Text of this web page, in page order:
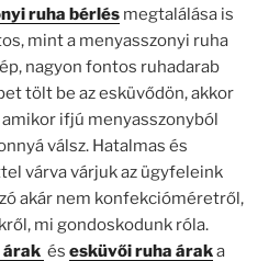
ruha bérlés megtalálása is
mint a menyasszonyi ruha
nagyon fontos ruhadarab
tölt be az esküvődön, akkor
ifjú menyasszonyból
válsz. Hatalmas és
várva várjuk az ügyfeleink
akár nem konfekcióméretről,
mi gondoskodunk róla.
árak és esküvői ruha áraka